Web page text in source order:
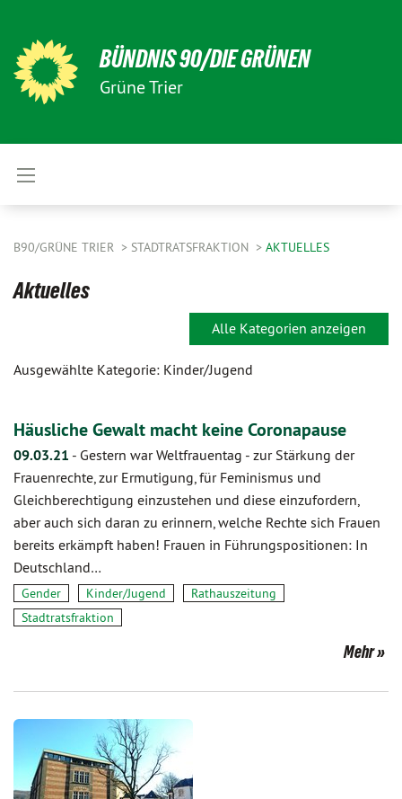
BÜNDNIS 90/DIE GRÜNEN
Grüne Trier
B90/GRÜNE TRIER STADTRATSFRAKTION AKTUELLES
Aktuelles
Alle Kategorien anzeigen
Ausgewählte Kategorie: Kinder/Jugend
Häusliche Gewalt macht keine Coronapause
09.03.21 - Gestern war Weltfrauentag - zur Stärkung der
Frauenrechte, zur Ermutigung, für Feminismus und
Gleichberechtigung einzustehen und diese einzufordern,
aber auch sich daran zu erinnern, welche Rechte sich Frauen
bereits erkämpft haben! Frauen in Führungspositionen: In
Deutschland…
Gender Kinder/Jugend
Rathauszeitung
Stadtratsfraktion
Mehr